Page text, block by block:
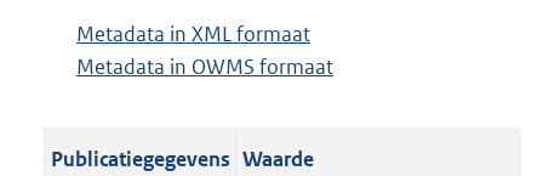
p
u
l
g
r
o
Metadata in XML formaat
e
a
Metadata in OWMS formaat
Publicatiegegevens Waarde